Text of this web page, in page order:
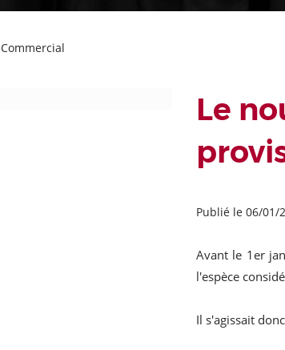
Commercial
Le
Publié le 06/01/
Avant le 1er
l'espèce
Il s'agissait